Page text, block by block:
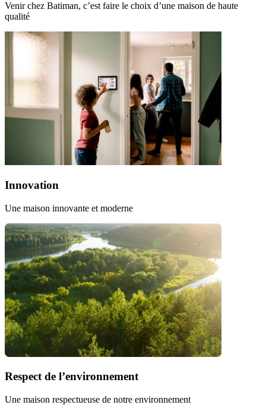
Venir chez Batiman, c’est faire le choix d’une maison de haute
qualité
Innovation
Une maison innovante et moderne
Respect de l’environnement
Une maison respectueuse de notre environnement